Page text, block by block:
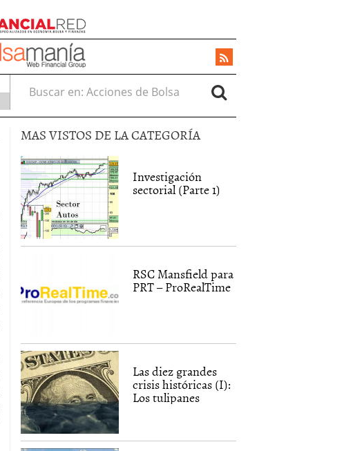
Buscar en:
MAS VISTOS DE LA CATEGORÍA
Investigación
sectorial (Parte 1)
RSC Mansfield para
PRT – ProRealTime
Las diez grandes
crisis históricas (I):
Los tulipanes